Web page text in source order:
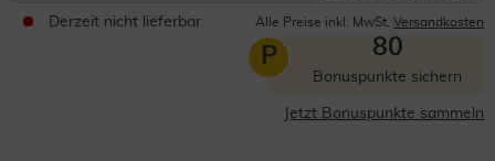
Derzeit nicht lieferbar Alle Preise inkl. MwSt. Versandkosten
P 80
Bonuspunkte sichern
Jetzt Bonuspunkte sammeln